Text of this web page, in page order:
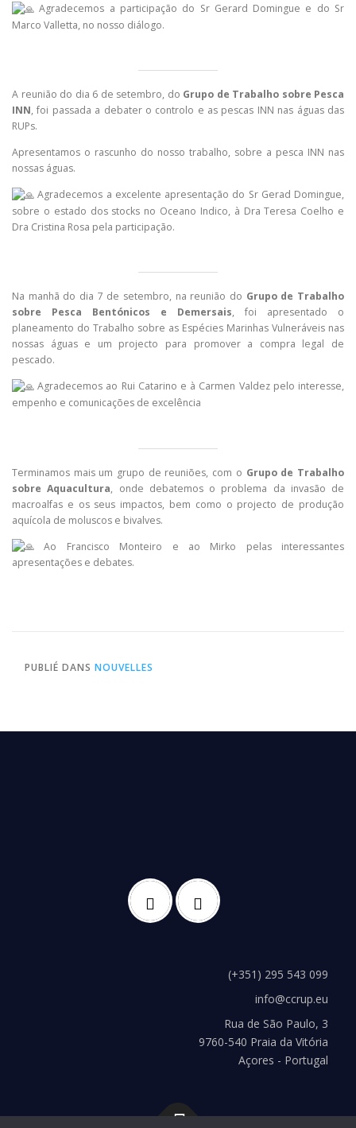
Agradecemos a participação do Sr Gerard Domingue e do Sr
Marco Valletta, no nosso diálogo.
A reunião do dia 6 de setembro, do Grupo de Trabalho sobre Pesca
INN, foi passada a debater o controlo e as pescas INN nas águas das
RUPs.
Apresentamos o rascunho do nosso trabalho, sobre a pesca INN nas
nossas águas.
Agradecemos a excelente apresentação do Sr Gerad Domingue,
sobre o estado dos stocks no Oceano Indico, à Dra Teresa Coelho e
Dra Cristina Rosa pela participação.
Na manhã do dia 7 de setembro, na reunião do Grupo de Trabalho
sobre Pesca Bentónicos e Demersais, foi apresentado o
planeamento do Trabalho sobre as Espécies Marinhas Vulneráveis nas
nossas águas e um projecto para promover a compra legal de
pescado.
Agradecemos ao Rui Catarino e à Carmen Valdez pelo interesse,
empenho e comunicações de excelência
Terminamos mais um grupo de reuniões, com o Grupo de Trabalho
sobre Aquacultura, onde debatemos o problema da invasão de
macroalfas e os seus impactos, bem como o projecto de produção
aquícola de moluscos e bivalves.
Ao Francisco Monteiro e ao Mirko pelas interessantes
apresentações e debates.
PUBLIÉ DANS NOUVELLES
(+351) 295 543 099
info@ccrup.eu
Rua de São Paulo, 3
9760-540 Praia da Vitória
Açores - Portugal